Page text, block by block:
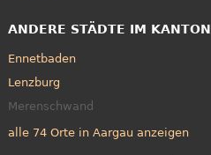
ANDERE STÄDTE IM KANTON
Ennetbaden
Lenzburg
Merenschwand
alle 74 Orte in Aargau anzeigen